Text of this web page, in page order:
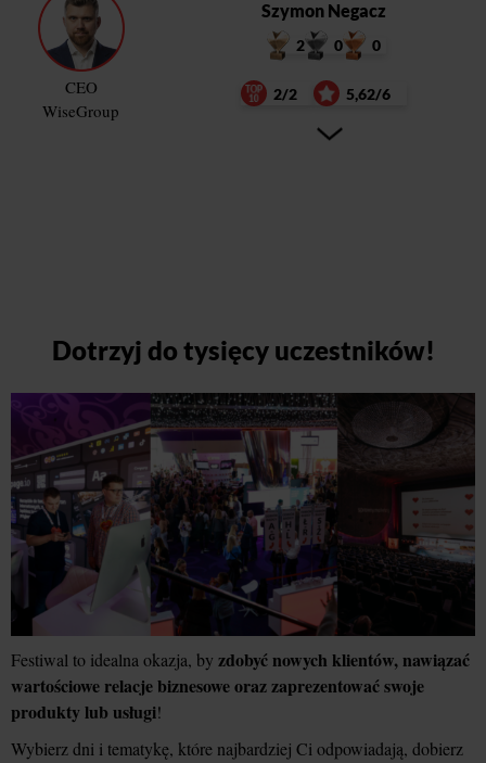
CEO
WiseGroup
Szymon Negacz
2 0 0
2/2 5,62/6
Dotrzyj do tysięcy uczestników!
Festiwal to idealna okazja, by zdobyć nowych klientów, nawiązać
wartościowe relacje biznesowe oraz zaprezentować swoje
produkty lub usługi!
Wybierz dni i tematykę, które najbardziej Ci odpowiadają, dobierz